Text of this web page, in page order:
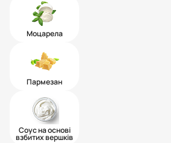
Моцарела
Пармезан
Соус на основі
взбитих вершків